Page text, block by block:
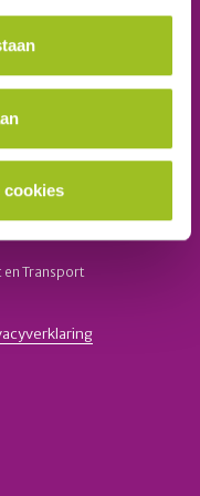
cookies
Transport